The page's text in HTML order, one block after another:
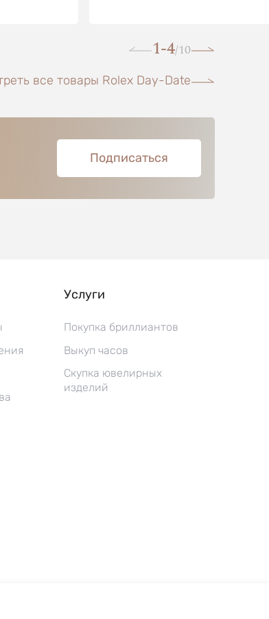
1-4/10
все товары Rolex Day-Date
Подписаться
Услуги
Покупка бриллиантов
Выкуп часов
Скупка ювелирных
изделий